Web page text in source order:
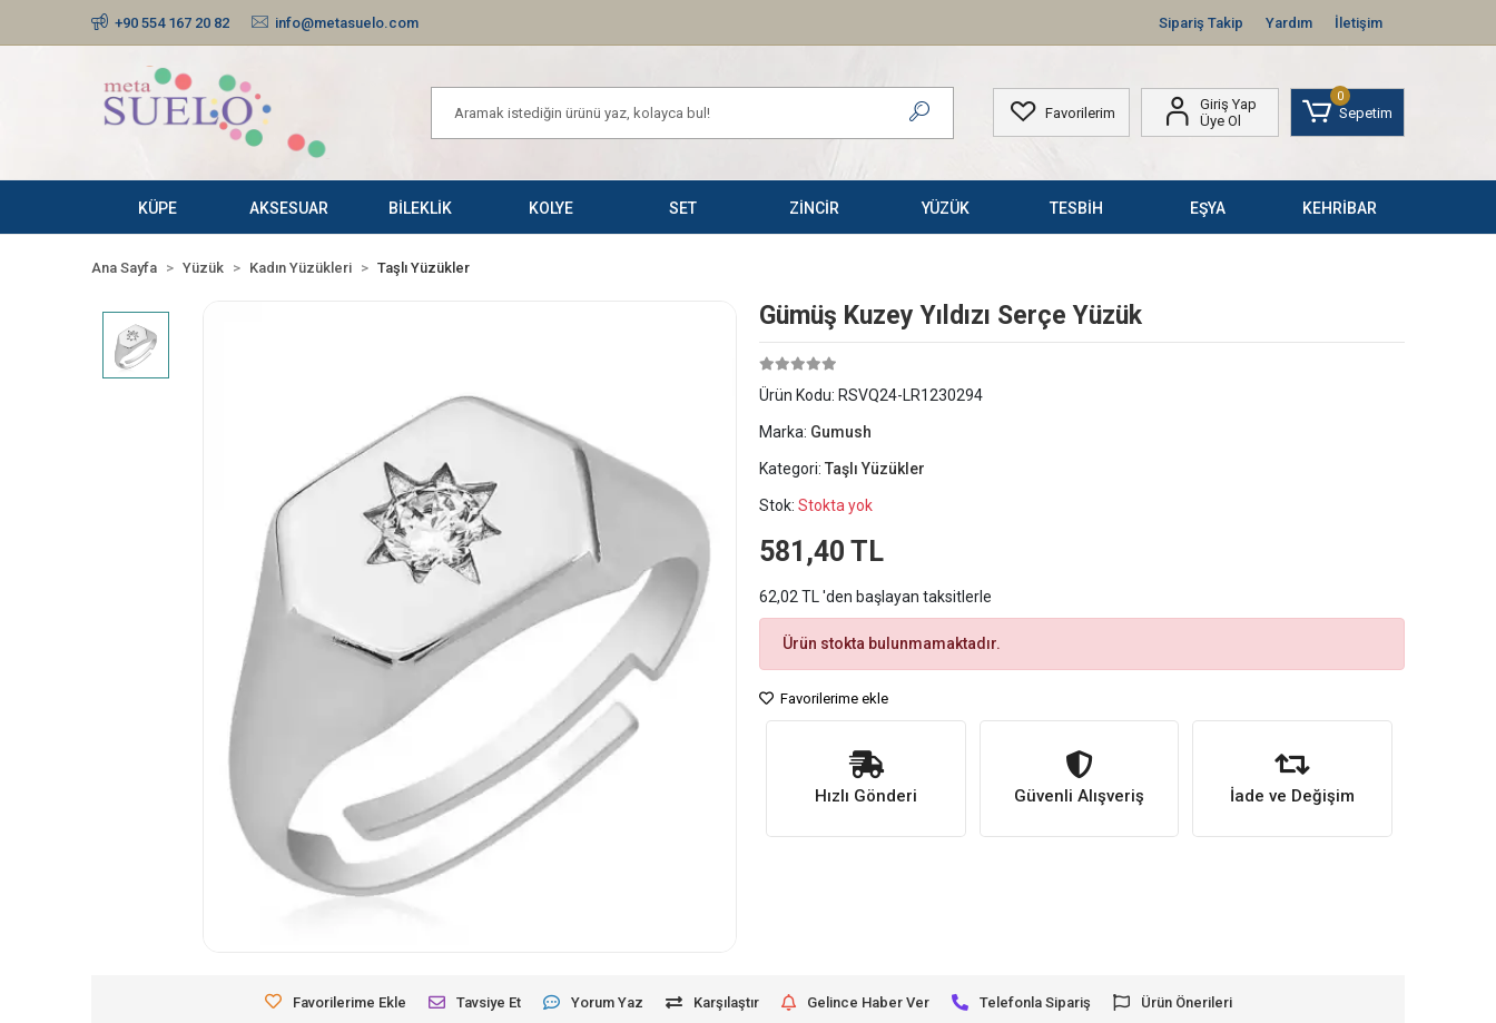
+90 554 167 20 82 info@metasuelo.com Sipariş Takip Yardım İletişim
Favorilerim
Giriş Yap
Üye Ol
0
Sepetim
KÜPE AKSESUAR BİLEKLİK KOLYE SET ZİNCİR YÜZÜK TESBİH EŞYA KEHRİBAR
Ana Sayfa Yüzük Kadın Yüzükleri Taşlı Yüzükler
Gümüş Kuzey Yıldızı Serçe Yüzük
Ürün Kodu: RSVQ24-LR1230294
Marka: Gumush
Kategori: Taşlı Yüzükler
Stok: Stokta yok
581,40 TL
62,02 TL 'den başlayan taksitlerle
Ürün stokta bulunmamaktadır.
Favorilerime ekle
Hızlı Gönderi Güvenli Alışveriş İade ve Değişim
Favorilerime Ekle Tavsiye Et Yorum Yaz Karşılaştır Gelince Haber Ver Telefonla Sipariş Ürün Önerileri